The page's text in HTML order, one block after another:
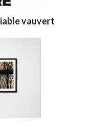
vauvert